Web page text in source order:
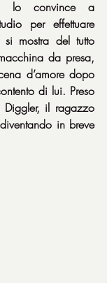
lo convince a
per effettuare
mostra del tutto
da presa,
d’amore dopo
di lui. Preso
Diggler, il ragazzo
in breve